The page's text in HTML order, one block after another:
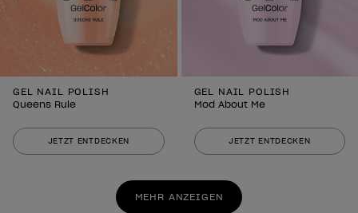
GEL NAIL POLISH
Queens Rule
JETZT ENTDECKEN
GEL NAIL POLISH
Mod About Me
JETZT ENTDECKEN
MEHR ANZEIGEN